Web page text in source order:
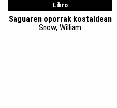
Libro
Saguaren oporrak kostaldean
Snow, William